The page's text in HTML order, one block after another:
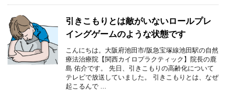
引きこもりとは敵がいないロールプレ
イングゲームのような状態です
こんにちは。大阪府池田市/阪急宝塚線池田駅の自然
療法治療院【関西カイロプラクティック】院長の鹿
島 佑介です。 先日、引きこもりの高齢化について
テレビで放送していました。 引きこもりとは、なぜ
起こるんで ...